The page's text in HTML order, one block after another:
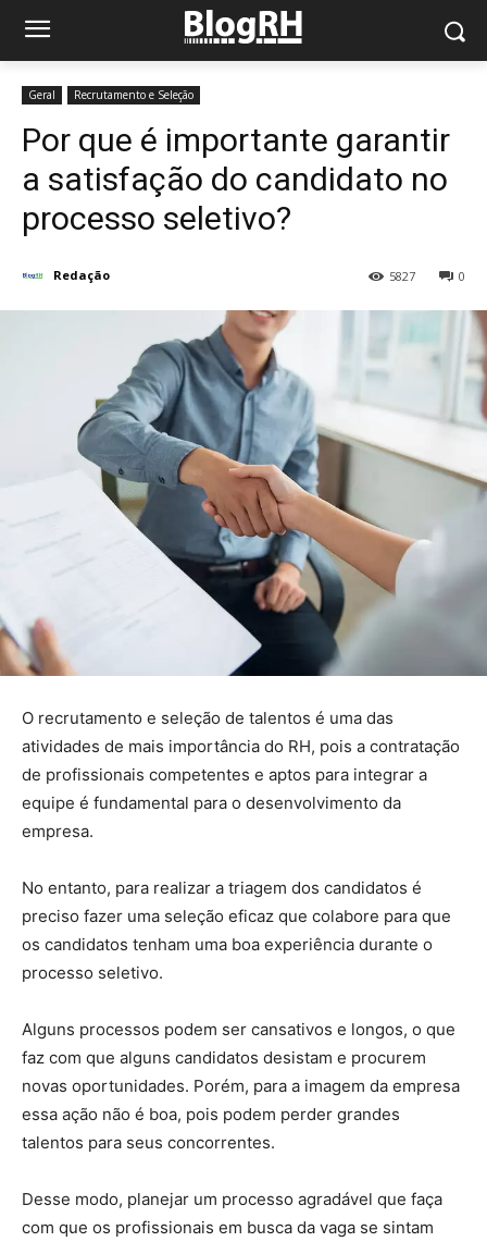
Geral Recrutamento e Seleção
Por que é importante garantir
a satisfação do candidato no
processo seletivo?
Redação 0
5827
O recrutamento e seleção de talentos é uma das
atividades de mais importância do RH, pois a contratação
de profissionais competentes e aptos para integrar a
equipe é fundamental para o desenvolvimento da
empresa.
No entanto, para realizar a triagem dos candidatos é
preciso fazer uma seleção eficaz que colabore para que
os candidatos tenham uma boa experiência durante o
processo seletivo.
Alguns processos podem ser cansativos e longos, o que
faz com que alguns candidatos desistam e procurem
novas oportunidades. Porém, para a imagem da empresa
essa ação não é boa, pois podem perder grandes
talentos para seus concorrentes.
Desse modo, planejar um processo agradável que faça
com que os profissionais em busca da vaga se sintam